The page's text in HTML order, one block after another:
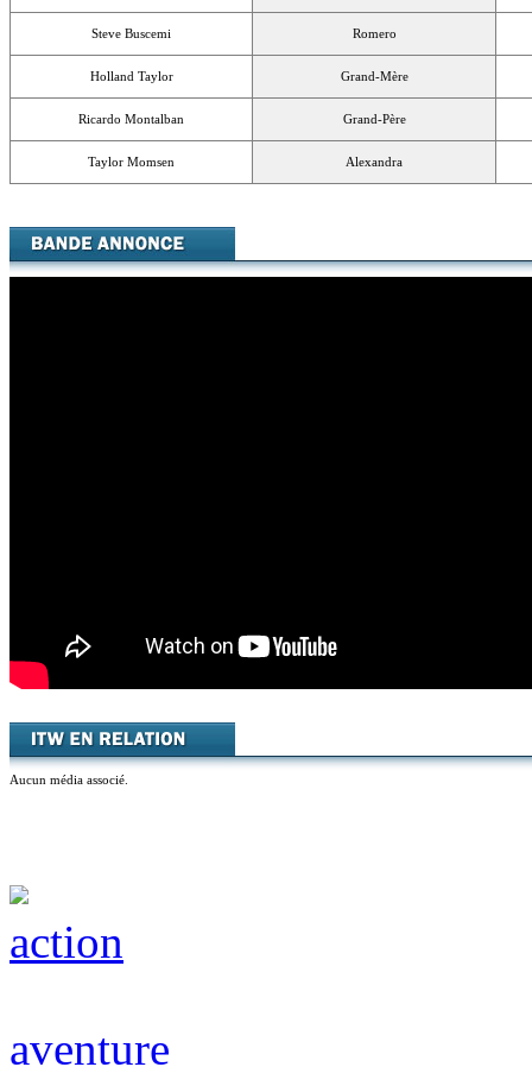
Steve Buscemi Romero
Holland Taylor Grand-Mère
Ricardo Montalban Grand-Père
Taylor Momsen Alexandra
Aucun média associé.
action
aventure